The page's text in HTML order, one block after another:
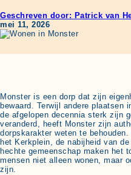
Geschreven door: Patrick van
mei 11, 2026
Monster is een dorp dat zijn
bewaard. Terwijl andere plaatsen
de afgelopen decennia sterk zijn
veranderd, heeft Monster zijn
dorpskarakter weten te
het Kerkplein, de nabijheid van
hechte gemeenschap maken het
mensen niet alleen wonen, maar
zijn.